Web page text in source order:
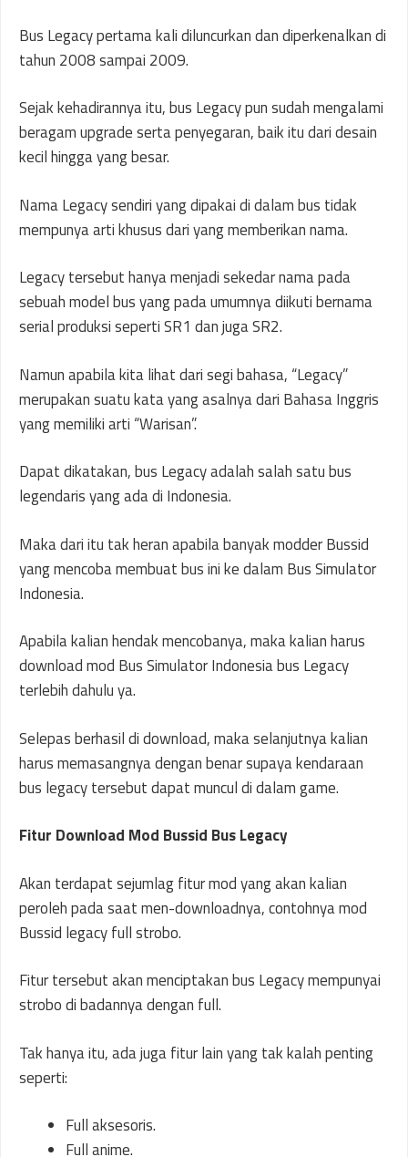
Bus Legacy pertama kali diluncurkan dan diperkenalkan di
tahun 2008 sampai 2009.
Sejak kehadirannya itu, bus Legacy pun sudah mengalami
beragam upgrade serta penyegaran, baik itu dari desain
kecil hingga yang besar.
Nama Legacy sendiri yang dipakai di dalam bus tidak
mempunya arti khusus dari yang memberikan nama.
Legacy tersebut hanya menjadi sekedar nama pada
sebuah model bus yang pada umumnya diikuti bernama
serial produksi seperti SR1 dan juga SR2.
Namun apabila kita lihat dari segi bahasa, “Legacy”
merupakan suatu kata yang asalnya dari Bahasa Inggris
yang memiliki arti “Warisan”.
Dapat dikatakan, bus Legacy adalah salah satu bus
legendaris yang ada di Indonesia.
Maka dari itu tak heran apabila banyak modder Bussid
yang mencoba membuat bus ini ke dalam Bus Simulator
Indonesia.
Apabila kalian hendak mencobanya, maka kalian harus
download mod Bus Simulator Indonesia bus Legacy
terlebih dahulu ya.
Selepas berhasil di download, maka selanjutnya kalian
harus memasangnya dengan benar supaya kendaraan
bus legacy tersebut dapat muncul di dalam game.
Fitur Download Mod Bussid Bus Legacy
Akan terdapat sejumlag fitur mod yang akan kalian
peroleh pada saat men-downloadnya, contohnya mod
Bussid legacy full strobo.
Fitur tersebut akan menciptakan bus Legacy mempunyai
strobo di badannya dengan full.
Tak hanya itu, ada juga fitur lain yang tak kalah penting
seperti:
Full aksesoris.
Full anime.